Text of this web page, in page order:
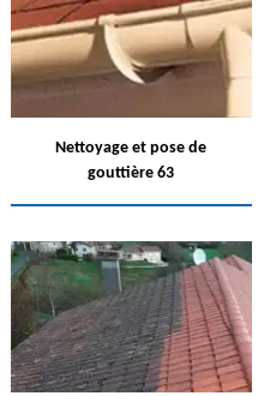
Nettoyage et pose de
gouttière 63